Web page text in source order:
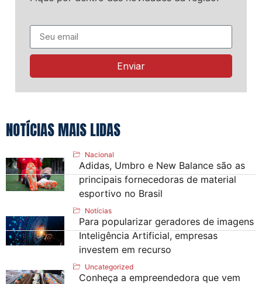
Enviar
NOTÍCIAS MAIS LIDAS
Nacional
Adidas, Umbro e New Balance são as
principais fornecedoras de material
esportivo no Brasil
Notícias
Para popularizar geradores de imagens
Inteligência Artificial, empresas
investem em recurso
Uncategorized
Conheça a empreendedora que vem